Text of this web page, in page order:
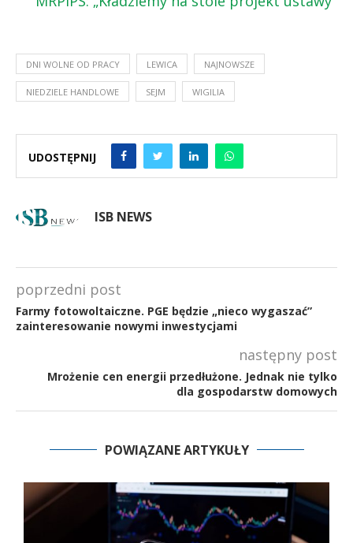
DNI WOLNE OD PRACY LEWICA NAJNOWSZE
NIEDZIELE HANDLOWE SEJM WIGILIA
UDOSTĘPNIJ
ISB NEWS
poprzedni post
Farmy fotowoltaiczne. PGE będzie „nieco wygaszać”
zainteresowanie nowymi inwestycjami
następny post
Mrożenie cen energii przedłużone. Jednak nie tylko
dla gospodarstw domowych
POWIĄZANE ARTYKUŁY